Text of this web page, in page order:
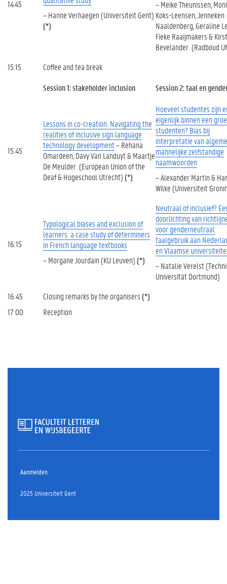
14.45
– Hanne Verhaegen (Universiteit Gent)
(*)
– Meike Theunissen,
Koks-Leensen, Jenneken
Naaldenberg, Geraline
Fieke Raaijmakers &
Bevelander (Radboud
15:15
Coffee and tea break
Session 1: stakeholder inclusion
Session 2: taal en
15:45
Lessons in co-creation: Navigating the
realities of inclusive sign language
technology development– Rehana
Omardeen, Davy Van Landuyt & Maartje
De Meulder (European Union of the
Deaf & Hogeschool Utrecht) (*)
Hoeveel studentes zijn
eigenlijk binnen een
studenten? Bias bij
interpretatie van
mannelijke zelfstandige
naamwoorden
– Alexander Martin &
Wilke (Universiteit
16:15
Typological biases and exclusion of
learners: a case study of determiners
in French language textbooks
– Morgane Jourdain (KU Leuven) (*)
Neutraal of inclusief?
doorlichting van
voor genderneutraal
taalgebruik aan
en Vlaamse
– Natalie Verelst
Universität Dortmund)
16:45
Closing remarks by the organisers (*)
17:00
Reception
Aanmelden
2025 Universiteit Gent